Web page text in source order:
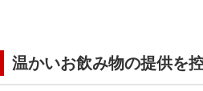
温かいお飲み物の提供を